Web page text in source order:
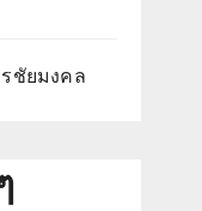
ชัยมงคล